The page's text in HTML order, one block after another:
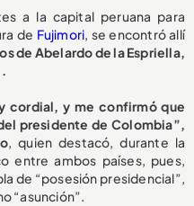
a la capital peruana para
de Fujimori, se encontró allí
de Abelardo de la Espriella,
cordial, y me confirmó que
presidente de Colombia”,
, quien destacó, durante la
entre ambos países, pues,
de “posesión presidencial”,
“asunción”.